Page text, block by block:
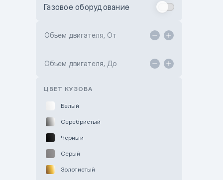
Toyota Kokshetau
Hyundai ShymCity
Газовое оборудование
Объем двигателя, От
Объем двигателя, До
ЦВЕТ КУЗОВА
Белый
Серебристый
Черный
Серый
Золотистый